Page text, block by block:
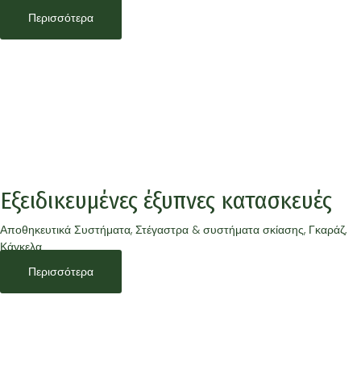
Περισσότερα
Εξειδικευμένες έξυπνες κατασκευές
Αποθηκευτικά Συστήματα, Στέγαστρα & συστήματα σκίασης, Γκαράζ,
Κάγκελα
Περισσότερα